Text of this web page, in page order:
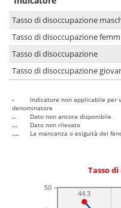
Tasso di disoccupazione
Tasso di disoccupazione
Tasso di disoccupazione
Tasso di disoccupazione
-
Indicatore non applicabile per
denominatore
..
Dato non ancora disponibile
...
Dato non rilevato
....
La mancanza o esiguità del
Tasso
50
44.3